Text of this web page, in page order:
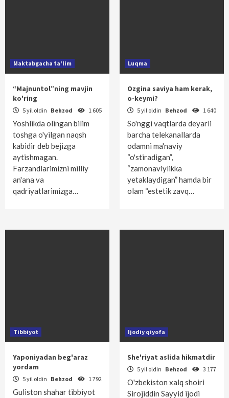
Maktabgacha ta'lim
“Majnuntol”ning mavjin
ko'ring
5 yil oldin Behzod 1 605
Yoshlikda olingan bilim
toshga o'yilgan naqsh
kabidir deb bejizga
aytishmagan.
Farzandlarimizni milliy
an'ana va
qadriyatlarimizga…
Luqma
Ozgina saviya ham kerak,
o-keymi?
5 yil oldin Behzod 1 640
So'nggi vaqtlarda deyarli
barcha telekanallarda
odamni ma'naviy
“o'stiradigan”,
“zamonaviylikka
yetaklaydigan” hamda bir
olam “estetik zavq…
Tibbiyot
Yaponiyadan beg'araz
yordam
5 yil oldin Behzod 1 792
Guliston shahar tibbiyot
Ijodiy qiyofa
She'riyat aslida hikmatdir
5 yil oldin Behzod 3 177
O'zbekiston xalq shoiri
Sirojiddin Sayyid ijodi